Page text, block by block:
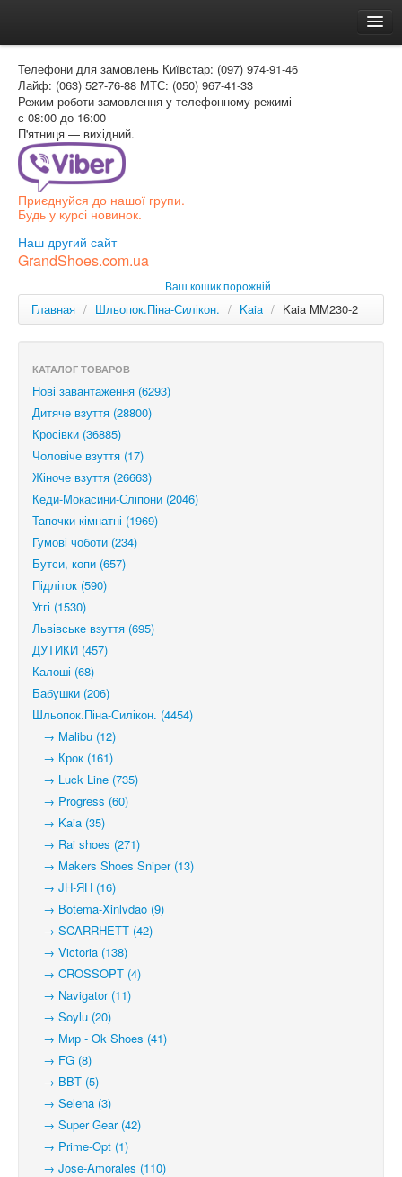
Доставка и оплата
Как заказать
Контакти
Таблиця розмірів
Вхід для покупця
РОС
Телефони для замовлень Київстар: (097) 974-91-46
Лайф: (063) 527-76-88 МТС: (050) 967-41-33
Режим роботи замовлення у телефонному режимі
с 08:00 до 16:00
П'ятниця — вихідний.
Приєднуйся до нашої групи.
Будь у курсі новинок.
Наш другий сайт
GrandShoes.com.ua
Ваш кошик порожній
Главная / Шльопок.Піна-Силікон. / Kaia / Kaia MM230-2
КАТАЛОГ ТОВАРОВ
Нові завантаження (6293)
Дитяче взуття (28800)
Кросівки (36885)
Чоловіче взуття (17)
Жіноче взуття (26663)
Кеди-Мокасини-Сліпони (2046)
Тапочки кімнатні (1969)
Гумові чоботи (234)
Бутси, копи (657)
Підліток (590)
Уггі (1530)
Львівське взуття (695)
ДУТИКИ (457)
Калоші (68)
Бабушки (206)
Шльопок.Піна-Силікон. (4454)
→ Malibu (12)
→ Крок (161)
→ Luck Line (735)
→ Progress (60)
→ Kaia (35)
→ Rai shoes (271)
→ Makers Shoes Sniper (13)
→ JH-ЯН (16)
→ Botema-Xinlvdao (9)
→ SCARRHETT (42)
→ Victoria (138)
→ CROSSOPT (4)
→ Navigator (11)
→ Soylu (20)
→ Мир - Ok Shoes (41)
→ FG (8)
→ BBT (5)
→ Selena (3)
→ Super Gear (42)
→ Prime-Opt (1)
→ Jose-Amorales (110)